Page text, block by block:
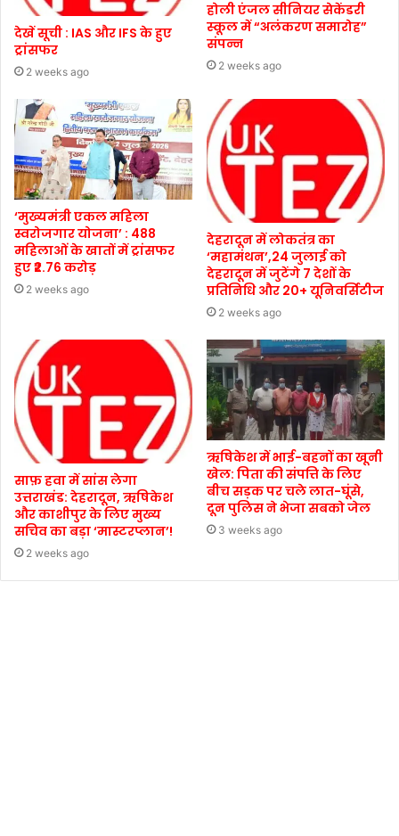
देखें सूची : IAS और IFS के हुए
ट्रांसफर
2 weeks ago
होली एंजल सीनियर सेकेंडरी
स्कूल में “अलंकरण समारोह”
संपन्न
2 weeks ago
‘मुख्यमंत्री एकल महिला
स्वरोजगार योजना’ : 488
महिलाओं के खातों में ट्रांसफर
हुए ₹2.76 करोड़
2 weeks ago
देहरादून में लोकतंत्र का
‘महामंथन’,24 जुलाई को
देहरादून में जुटेंगे 7 देशों के
प्रतिनिधि और 20+ यूनिवर्सिटीज
2 weeks ago
साफ़ हवा में सांस लेगा
उत्तराखंड: देहरादून, ऋषिकेश
और काशीपुर के लिए मुख्य
सचिव का बड़ा ‘मास्टरप्लान’!
2 weeks ago
ऋषिकेश में भाई-बहनों का खूनी
खेल: पिता की संपत्ति के लिए
बीच सड़क पर चले लात-घूंसे,
दून पुलिस ने भेजा सबको जेल
3 weeks ago